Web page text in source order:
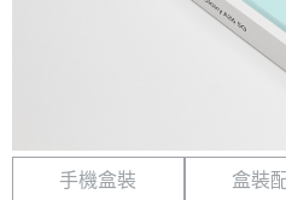
手機盒裝 盒裝